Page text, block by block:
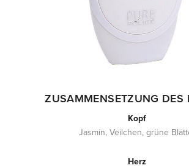
ZUSAMMENSETZUNG DES
Kopf
Jasmin, Veilchen, grüne
Herz